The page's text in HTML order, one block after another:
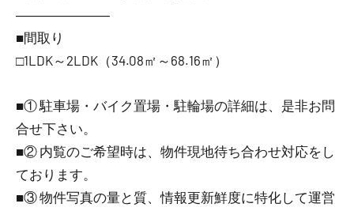
―――――――
■間取り
□1LDK～2LDK（34.08㎡～68.16㎡）
■① 駐車場・バイク置場・駐輪場の詳細は、是非お問
合せ下さい。
■② 内覧のご希望時は、物件現地待ち合わせ対応をし
ております。
■③ 物件写真の量と質、情報更新鮮度に特化して運営